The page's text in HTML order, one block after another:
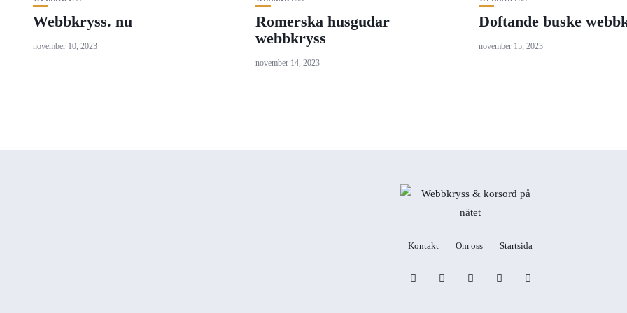
Webbkryss. nu
november 10, 2023
Romerska husgudar
webbkryss
november 14, 2023
Doftande buske
november 15, 2023
Kontakt Om oss Startsida